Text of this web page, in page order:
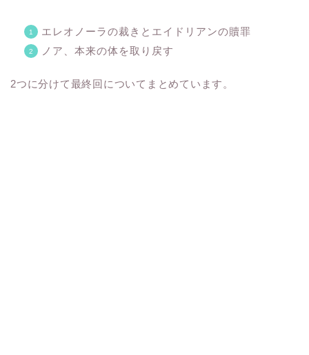
エレオノーラの裁きとエイドリアンの贖罪
ノア、本来の体を取り戻す
2つに分けて最終回についてまとめています。